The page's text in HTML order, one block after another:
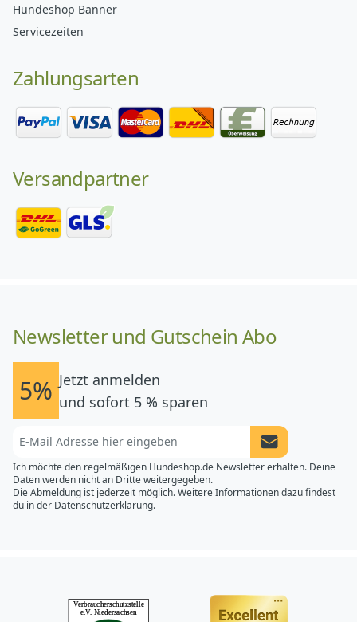
Hundeshop Banner
Servicezeiten
Zahlungsarten
Versandpartner
Newsletter und Gutschein Abo
5% Jetzt anmelden
und sofort 5 % sparen
Newsletter
Ich möchte den regelmäßigen Hundeshop.de Newsletter erhalten. Deine
Daten werden nicht an Dritte weitergegeben.
Die Abmeldung ist jederzeit möglich. Weitere Informationen dazu findest
du in der Datenschutzerklärung.